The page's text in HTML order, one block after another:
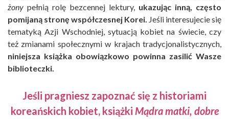
żony pełnią rolę bezcennej lektury, ukazując inną, często
pomijaną stronę współczesnej Korei. Jeśli interesujecie się
tematyką Azji Wschodniej, sytuacją kobiet na świecie, czy
też zmianami społecznymi w krajach tradycjonalistycznych,
niniejsza książka obowiązkowo powinna zasilić Wasze
biblioteczki.
Jeśli pragniesz zapoznać się z historiami
koreańskich kobiet, książki Mądra matki, dobre